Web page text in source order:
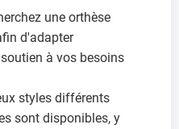
une orthèse
d'adapter
à vos besoins
styles différents
sont disponibles, y